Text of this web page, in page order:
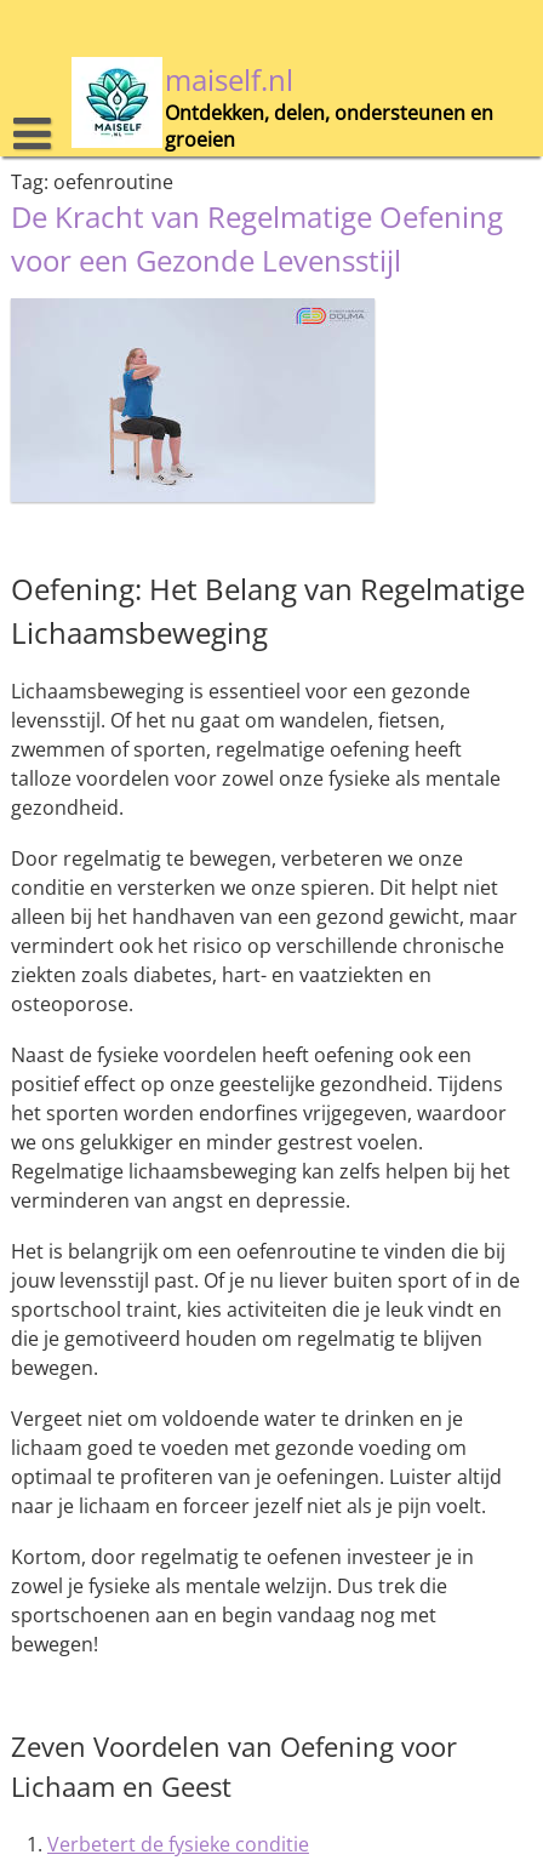
maiself.nl
Ontdekken, delen, ondersteunen en
groeien
Tag: oefenroutine
De Kracht van Regelmatige Oefening
voor een Gezonde Levensstijl
Oefening: Het Belang van Regelmatige
Lichaamsbeweging
Lichaamsbeweging is essentieel voor een gezonde
levensstijl. Of het nu gaat om wandelen, fietsen,
zwemmen of sporten, regelmatige oefening heeft
talloze voordelen voor zowel onze fysieke als mentale
gezondheid.
Door regelmatig te bewegen, verbeteren we onze
conditie en versterken we onze spieren. Dit helpt niet
alleen bij het handhaven van een gezond gewicht, maar
vermindert ook het risico op verschillende chronische
ziekten zoals diabetes, hart- en vaatziekten en
osteoporose.
Naast de fysieke voordelen heeft oefening ook een
positief effect op onze geestelijke gezondheid. Tijdens
het sporten worden endorfines vrijgegeven, waardoor
we ons gelukkiger en minder gestrest voelen.
Regelmatige lichaamsbeweging kan zelfs helpen bij het
verminderen van angst en depressie.
Het is belangrijk om een oefenroutine te vinden die bij
jouw levensstijl past. Of je nu liever buiten sport of in de
sportschool traint, kies activiteiten die je leuk vindt en
die je gemotiveerd houden om regelmatig te blijven
bewegen.
Vergeet niet om voldoende water te drinken en je
lichaam goed te voeden met gezonde voeding om
optimaal te profiteren van je oefeningen. Luister altijd
naar je lichaam en forceer jezelf niet als je pijn voelt.
Kortom, door regelmatig te oefenen investeer je in
zowel je fysieke als mentale welzijn. Dus trek die
sportschoenen aan en begin vandaag nog met
bewegen!
Zeven Voordelen van Oefening voor
Lichaam en Geest
Verbetert de fysieke conditie